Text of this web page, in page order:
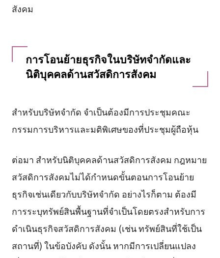
สังคม
การโอนย้ายธุรกิจในบริษัทจำกัดและ
นิติบุคคลด้านสวัสดิการสังคม
สำหรับบริษัทจำกัด จำเป็นต้องมีการประชุมคณะ
กรรมการบริหารและมติพิเศษของที่ประชุมผู้ถือหุ้น
ต่อมา สำหรับนิติบุคคลด้านสวัสดิการสังคม กฎหมาย
สวัสดิการสังคมไม่ได้กำหนดขั้นตอนการโอนย้าย
ธุรกิจเช่นเดียวกับบริษัทจำกัด อย่างไรก็ตาม ต้องมี
การระบุทรัพย์สินพื้นฐานที่จำเป็นโดยตรงสำหรับการ
ดำเนินธุรกิจสวัสดิการสังคม (เช่น ทรัพย์สินที่ใช้เป็น
สถานที่) ในข้อบังคับ ดังนั้น หากมีการเปลี่ยนแปลง